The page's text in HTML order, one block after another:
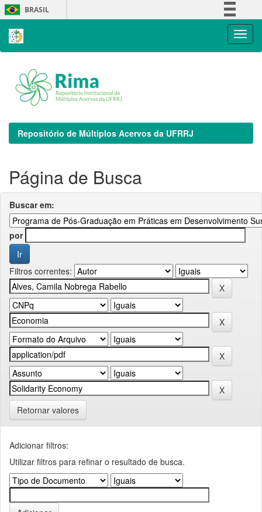
Skip
navigation
BRASIL
Repositório de Múltiplos Acervos da UFRRJ
Página de Busca
Buscar em:
por
Filtros correntes:
Retornar valores
Adicionar filtros:
Utilizar filtros para refinar o resultado de busca.